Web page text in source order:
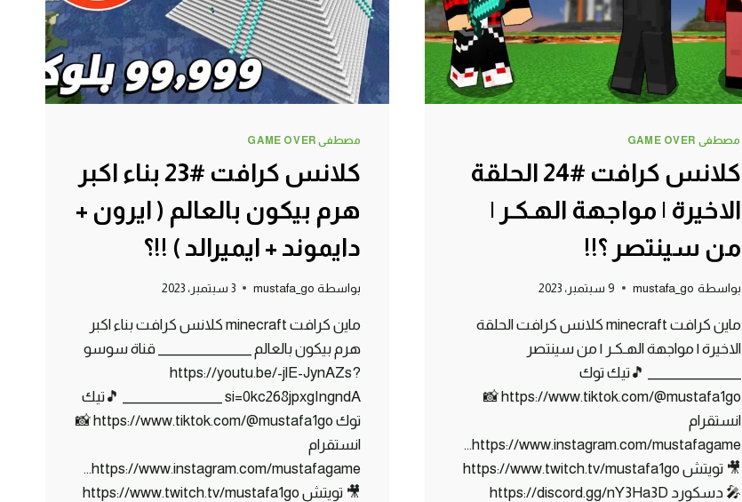
مصطفى GAME OVER
كلانس كرافت #24 الحلقة
الاخيرة | مواجهة الهـكـر |
من سينتصر ؟!!
بواسطة mustafa_go 9 سبتمبر، 2023
ماين كرافت minecraft كلانس كرافت الحلقة
الاخيرة | مواجهة الهـكـر | من سينتصر
_______________ 🎵تيك توك
https://www.tiktok.com/@mustafa1go 📸
انستقرام
https://www.instagram.com/mustafagame…
🎥 تويتش https://www.twitch.tv/mustafa1go
🎤 دسكورد https://discord.gg/nY3Ha3D
مصطفى GAME OVER
كلانس كرافت #23 بناء اكبر
هرم بيكون بالعالم ( ايرون +
دايموند + ايميرالد ) !!؟
بواسطة mustafa_go 3 سبتمبر، 2023
ماين كرافت minecraft كلانس كرافت بناء اكبر
هرم بيكون بالعالم _______________ قناة سوسو
https://youtu.be/-jlE-JynAZs?
si=0kc268jpxgIngndA ________________ 🎵تيك
توك https://www.tiktok.com/@mustafa1go 📸
انستقرام
https://www.instagram.com/mustafagame…
🎥 تويتش https://www.twitch.tv/mustafa1go